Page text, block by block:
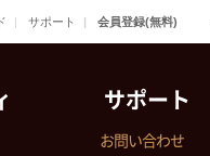
サポート 会員登録(無料)
サポート
お問い合わせ